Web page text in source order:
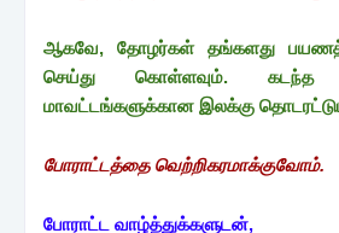
ஆகவே, தோழர்கள் தங்களது
செய்து கொள்ளவும். கடந்த
மாவட்டங்களுக்கான இலக்கு
போராட்டத்தை வெற்றிகரமாக்குவோம்.
போராட்ட வாழ்த்துக்களுடன்,